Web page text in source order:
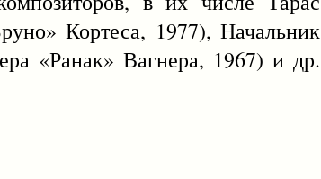
Кортеса, 1977), Начальник
«Ранак» Вагнера, 1967) и др.